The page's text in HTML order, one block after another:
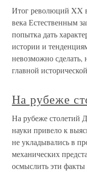
Итог революций XX
века Естественным
попытка дать
истории и
невозможно
главной исторической
На рубеже
На рубеже столетий
науки привело к
не укладывались в
механических
осмыслить эти